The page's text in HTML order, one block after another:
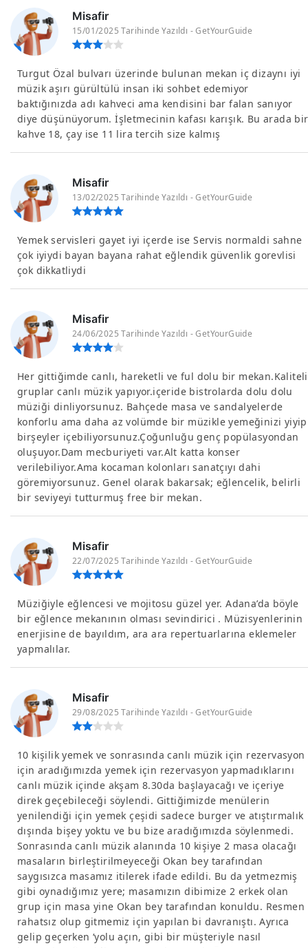
Misafir
15/01/2025 Tarihinde Yazıldı - GetYourGuide
Turgut Özal bulvarı üzerinde bulunan mekan iç dizaynı iyi
müzik aşırı gürültülü insan iki sohbet edemiyor
baktığınızda adı kahveci ama kendisini bar falan sanıyor
diye düşünüyorum. İşletmecinin kafası karışık. Bu arada bir
kahve 18, çay ise 11 lira tercih size kalmış
Misafir
13/02/2025 Tarihinde Yazıldı - GetYourGuide
Yemek servisleri gayet iyi içerde ise Servis normaldi sahne
çok iyiydi bayan bayana rahat eğlendik güvenlik gorevlisi
çok dikkatliydi
Misafir
24/06/2025 Tarihinde Yazıldı - GetYourGuide
Her gittiğimde canlı, hareketli ve ful dolu bir mekan.Kaliteli
gruplar canlı müzik yapıyor.içeride bistrolarda dolu dolu
müziği dinliyorsunuz. Bahçede masa ve sandalyelerde
konforlu ama daha az volümde bir müzikle yemeğinizi yiyip
birşeyler içebiliyorsunuz.Çoğunluğu genç popülasyondan
oluşuyor.Dam mecburiyeti var.Alt katta konser
verilebiliyor.Ama kocaman kolonları sanatçıyı dahi
göremiyorsunuz. Genel olarak bakarsak; eğlencelik, belirli
bir seviyeyi tutturmuş free bir mekan.
Misafir
22/07/2025 Tarihinde Yazıldı - GetYourGuide
Müziğiyle eğlencesi ve mojitosu güzel yer. Adana’da böyle
bir eğlence mekanının olması sevindirici . Müzisyenlerinin
enerjisine de bayıldım, ara ara repertuarlarına eklemeler
yapmalılar.
Misafir
29/08/2025 Tarihinde Yazıldı - GetYourGuide
10 kişilik yemek ve sonrasında canlı müzik için rezervasyon
için aradığımızda yemek için rezervasyon yapmadıklarını
canlı müzik içinde akşam 8.30da başlayacağı ve içeriye
direk geçebileceği söylendi. Gittiğimizde menülerin
yenilendiği için yemek çeşidi sadece burger ve atıştırmalık
dışında bişey yoktu ve bu bize aradığımızda söylenmedi.
Sonrasında canlı müzik alanında 10 kişiye 2 masa olacağı
masaların birleştirilmeyeceği Okan bey tarafından
saygısızca masamız itilerek ifade edildi. Bu da yetmezmiş
gibi oynadığımız yere; masamızın dibimize 2 erkek olan
grup için masa yine Okan bey tarafından konuldu. Resmen
rahatsız olup gitmemiz için yapılan bi davranıştı. Ayrıca
gelip geçerken ‘yolu açın, gibi bir müşteriyle nasıl